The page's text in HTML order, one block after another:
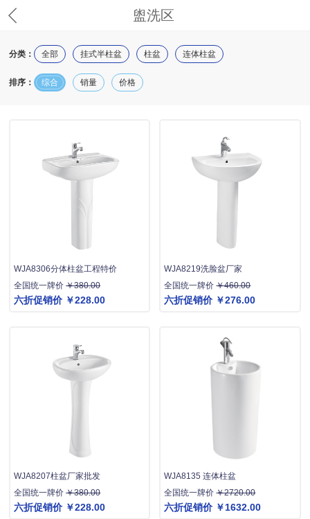
盥洗区
分类： 全部 挂式半柱盆 柱盆 连体柱盆
排序： 综合 销量 价格
WJA8306分体柱盆工程特价
全国统一牌价￥380.00
六折促销价 ￥228.00
WJA8219洗脸盆厂家
全国统一牌价￥460.00
六折促销价 ￥276.00
WJA8207柱盆厂家批发
全国统一牌价￥380.00
六折促销价 ￥228.00
WJA8135 连体柱盆
全国统一牌价￥2720.00
六折促销价 ￥1632.00